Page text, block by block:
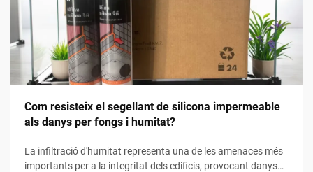
Com resisteix el segellant de silicona impermeable
als danys per fongs i humitat?
La infiltració d'humitat representa una de les amenaces més
importants per a la integritat dels edificis, provocant danys